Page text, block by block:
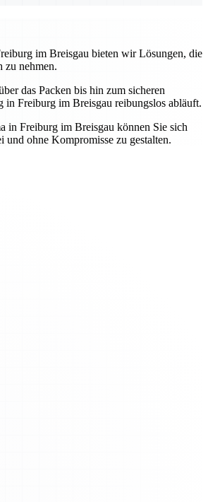
im Breisgau bieten wir Lösungen, die
zu nehmen.
das Packen bis hin zum sicheren
in Freiburg im Breisgau reibungslos abläuft.
in Freiburg im Breisgau können Sie sich
ohne Kompromisse zu gestalten.